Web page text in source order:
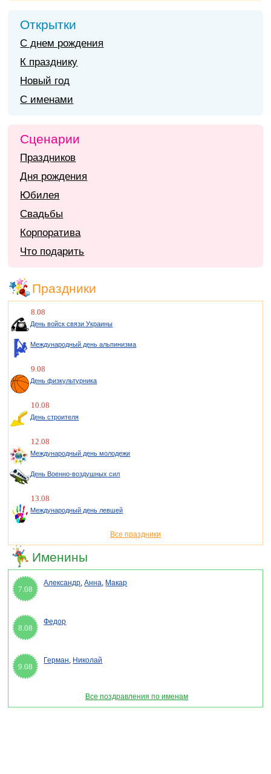
Открытки
С днем рождения
К празднику
Новый год
С именами
Сценарии
Праздников
Дня рождения
Юбилея
Свадьбы
Корпоратива
Что подарить
Праздники
8.08
День войск связи Украины
Международный день альпинизма
9.08
День физкультурника
10.08
День строителя
12.08
Международный день молодежи
День Военно-воздушных сил
13.08
Международный день левшей
Все праздники
Именины
7.08
Александр,Анна, Макар
8.08
Федор
9.08
Герман, Николай
Все поздравления по именам